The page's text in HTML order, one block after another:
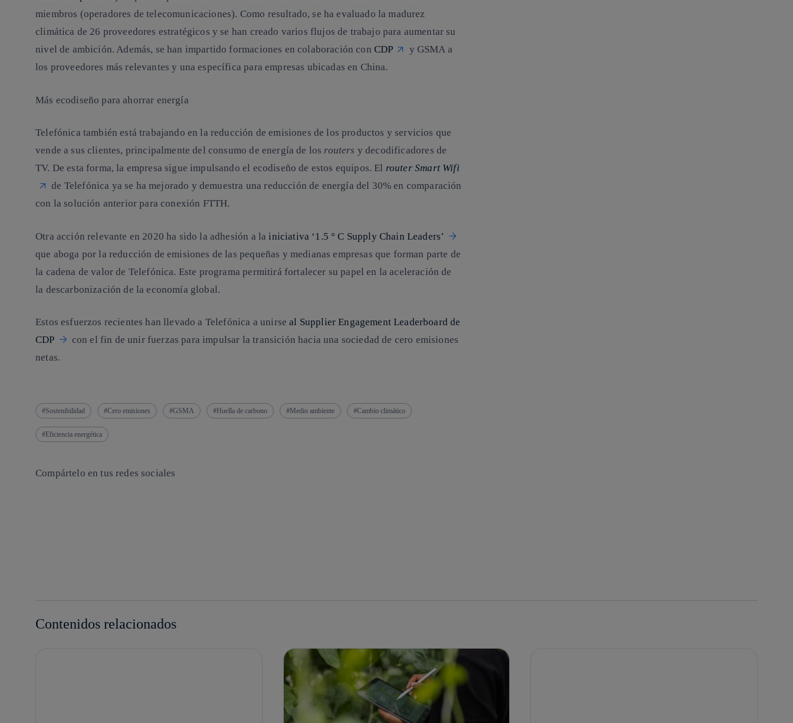
miembros (operadores de telecomunicaciones). Como resultado, se ha evaluado la madurez
climática de 26 proveedores estratégicos y se han creado varios flujos de trabajo para aumentar su
nivel de ambición. Además, se han impartido formaciones en colaboración con CDP
y GSMA a
los proveedores más relevantes y una específica para empresas ubicadas en China.
Más ecodiseño para ahorrar energía
Telefónica también está trabajando en la reducción de emisiones de los productos y servicios que
vende a sus clientes, principalmente del consumo de energía de los routers y decodificadores de
TV. De esta forma, la empresa sigue impulsando el ecodiseño de estos equipos. El router Smart Wifi
de Telefónica ya se ha mejorado y demuestra una reducción de energía del 30% en comparación
con la solución anterior para conexión FTTH.
Otra acción relevante en 2020 ha sido la adhesión a la iniciativa ‘1.5 ° C Supply Chain Leaders’
que aboga por la reducción de emisiones de las pequeñas y medianas empresas que forman parte de
la cadena de valor de Telefónica. Este programa permitirá fortalecer su papel en la aceleración de
la descarbonización de la economía global.
Estos esfuerzos recientes han llevado a Telefónica a unirseal Supplier Engagement Leaderboard de
CDP
con el fin de unir fuerzas para impulsar la transición hacia una sociedad de cero emisiones
netas.
Sostenibilidad Cero emisiones GSMA Huella de carbono Medio ambiente Cambio climático
Eficiencia energética
Compártelo en tus redes sociales
Contenidos relacionados